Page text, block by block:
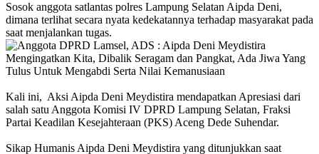
‎Sosok anggota satlantas polres Lampung Selatan Aipda Deni,
dimana terlihat secara nyata kedekatannya terhadap masyarakat pada
saat menjalankan tugas.
‎Kali ini, Aksi Aipda Deni Meydistira mendapatkan Apresiasi dari
salah satu Anggota Komisi IV DPRD Lampung Selatan, Fraksi
Partai Keadilan Kesejahteraan (PKS) Aceng Dede Suhendar.
‎Sikap Humanis Aipda Deni Meydistira yang ditunjukkan saat